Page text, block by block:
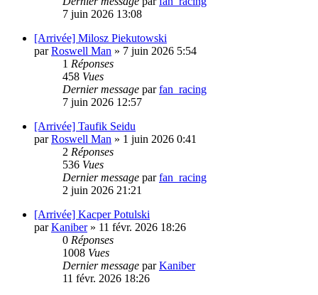
7 juin 2026 13:08
[Arrivée] Milosz Piekutowski
parRoswell Man » 7 juin 2026 5:54
1 Réponses
458 Vues
Dernier message parfan_racing
7 juin 2026 12:57
[Arrivée] Taufik Seidu
parRoswell Man » 1 juin 2026 0:41
2 Réponses
536 Vues
Dernier message parfan_racing
2 juin 2026 21:21
[Arrivée] Kacper Potulski
parKaniber» 11 févr. 2026 18:26
0 Réponses
1008 Vues
Dernier message parKaniber
11 févr. 2026 18:26